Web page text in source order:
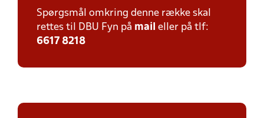
Spørgsmål omkring denne række skal
rettes til DBU Fyn på mail eller på tlf:
6617 8218